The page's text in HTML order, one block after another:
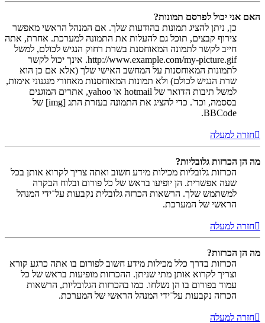
האם אני יכול לפרסם תמונות?
כן, ניתן להציג תמונות בהודעות שלך. אם המנהל הראשי מאפשר
צירוף קבצים, תוכל גם להעלות את התמונה למערכת. אחרת, אתה
חייב לקשר לתמונה המאוחסנת בשרת רחוק הנגיש לכולם, למשל
http://www.example.com/my-picture.gif. אינך יכול לקשר
לתמונות המאוחסנות על המחשב האישי שלך (אלא אם כן הוא
שרת הנגיש לכולם) ולא תמונות המאוחסנות מאחורי מנגנוני אימות,
למשל תיבות הדואר של hotmail או yahoo, אתרים המוגנים
בססמה, וכד'. כדי להציג את התמונה בעזרת התג [img] של
BBCode.
חזרה למעלה
מה הן הכרזות גלובליות?
הכרזות גלובליות מכילות מידע חשוב ואתה צריך לקרוא אותן בכל
שעה אפשרית. הן יופיעו בראש של כל פורום ובלוח הבקרה
למשתמש שלך. הרשאות הכרזה גלובלית נקבעות על־ידי המנהל
הראשי של המערכת.
חזרה למעלה
מה הן הכרזות?
הכרזות בדרך כלל מכילות מידע חשוב לפורום בו אתה כרגע קורא
וצריך לקרוא אותן מתי שניתן. ההכרזות מופיעות בראש של כל
עמוד בפורום בו הן נשלחו. כמו בהכרזות הגלובליות, הרשאות
הכרזה נקבעות על־ידי המנהל הראשי של המערכת.
חזרה למעלה